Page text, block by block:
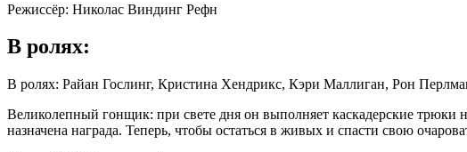
Режиссёр: Николас Виндинг Рефн
В ролях:
В ролях: Райан Гослинг, Кристина Хендрикс, Кэри Маллиган, Рон
Великолепный гонщик: при свете дня он выполняет каскадерские трюки
назначена награда. Теперь, чтобы остаться в живых и спасти свою